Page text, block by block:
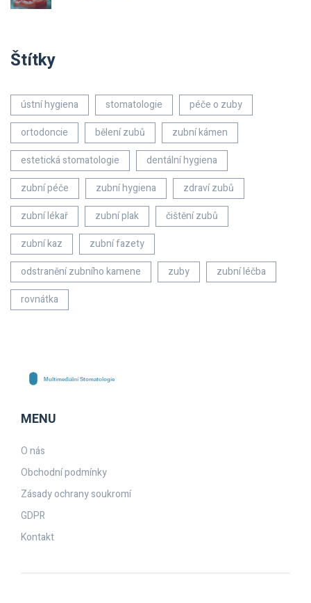
Štítky
ústní hygiena stomatologie
péče o zuby
ortodoncie
bělení zubů
zubní kámen
estetická stomatologie
dentální hygiena
zubní péče
zubní hygiena
zdraví zubů
zubní lékař
zubní plak
čištění zubů
zubní kaz
zubní fazety
odstranění zubního kamene
zuby
zubní léčba
rovnátka
MENU
O nás
Obchodní podmínky
Zásady ochrany soukromí
GDPR
Kontakt